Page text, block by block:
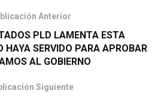
Anterior
PLD LAMENTA ESTA
HAYA SERVIDO PARA APROBAR
AL GOBIERNO
Siguiente